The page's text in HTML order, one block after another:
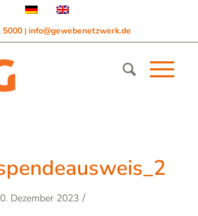
5000| info@gewebenetzwerk.de
Dezember 2023 /